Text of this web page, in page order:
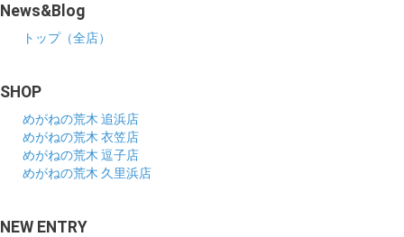
News&Blog
トップ（全店）
SHOP
めがねの荒木 追浜店
めがねの荒木 衣笠店
めがねの荒木 逗子店
めがねの荒木 久里浜店
NEW ENTRY